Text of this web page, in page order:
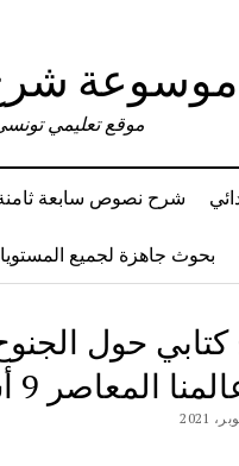
موسوعة
موقع تعليمي
شرح نصوص سابعة
بحوث جاهزة لجميع
حول
المعاصر 9 أساسي